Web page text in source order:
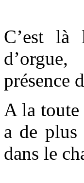
C’est là
présence
A la
a de plus
dans le